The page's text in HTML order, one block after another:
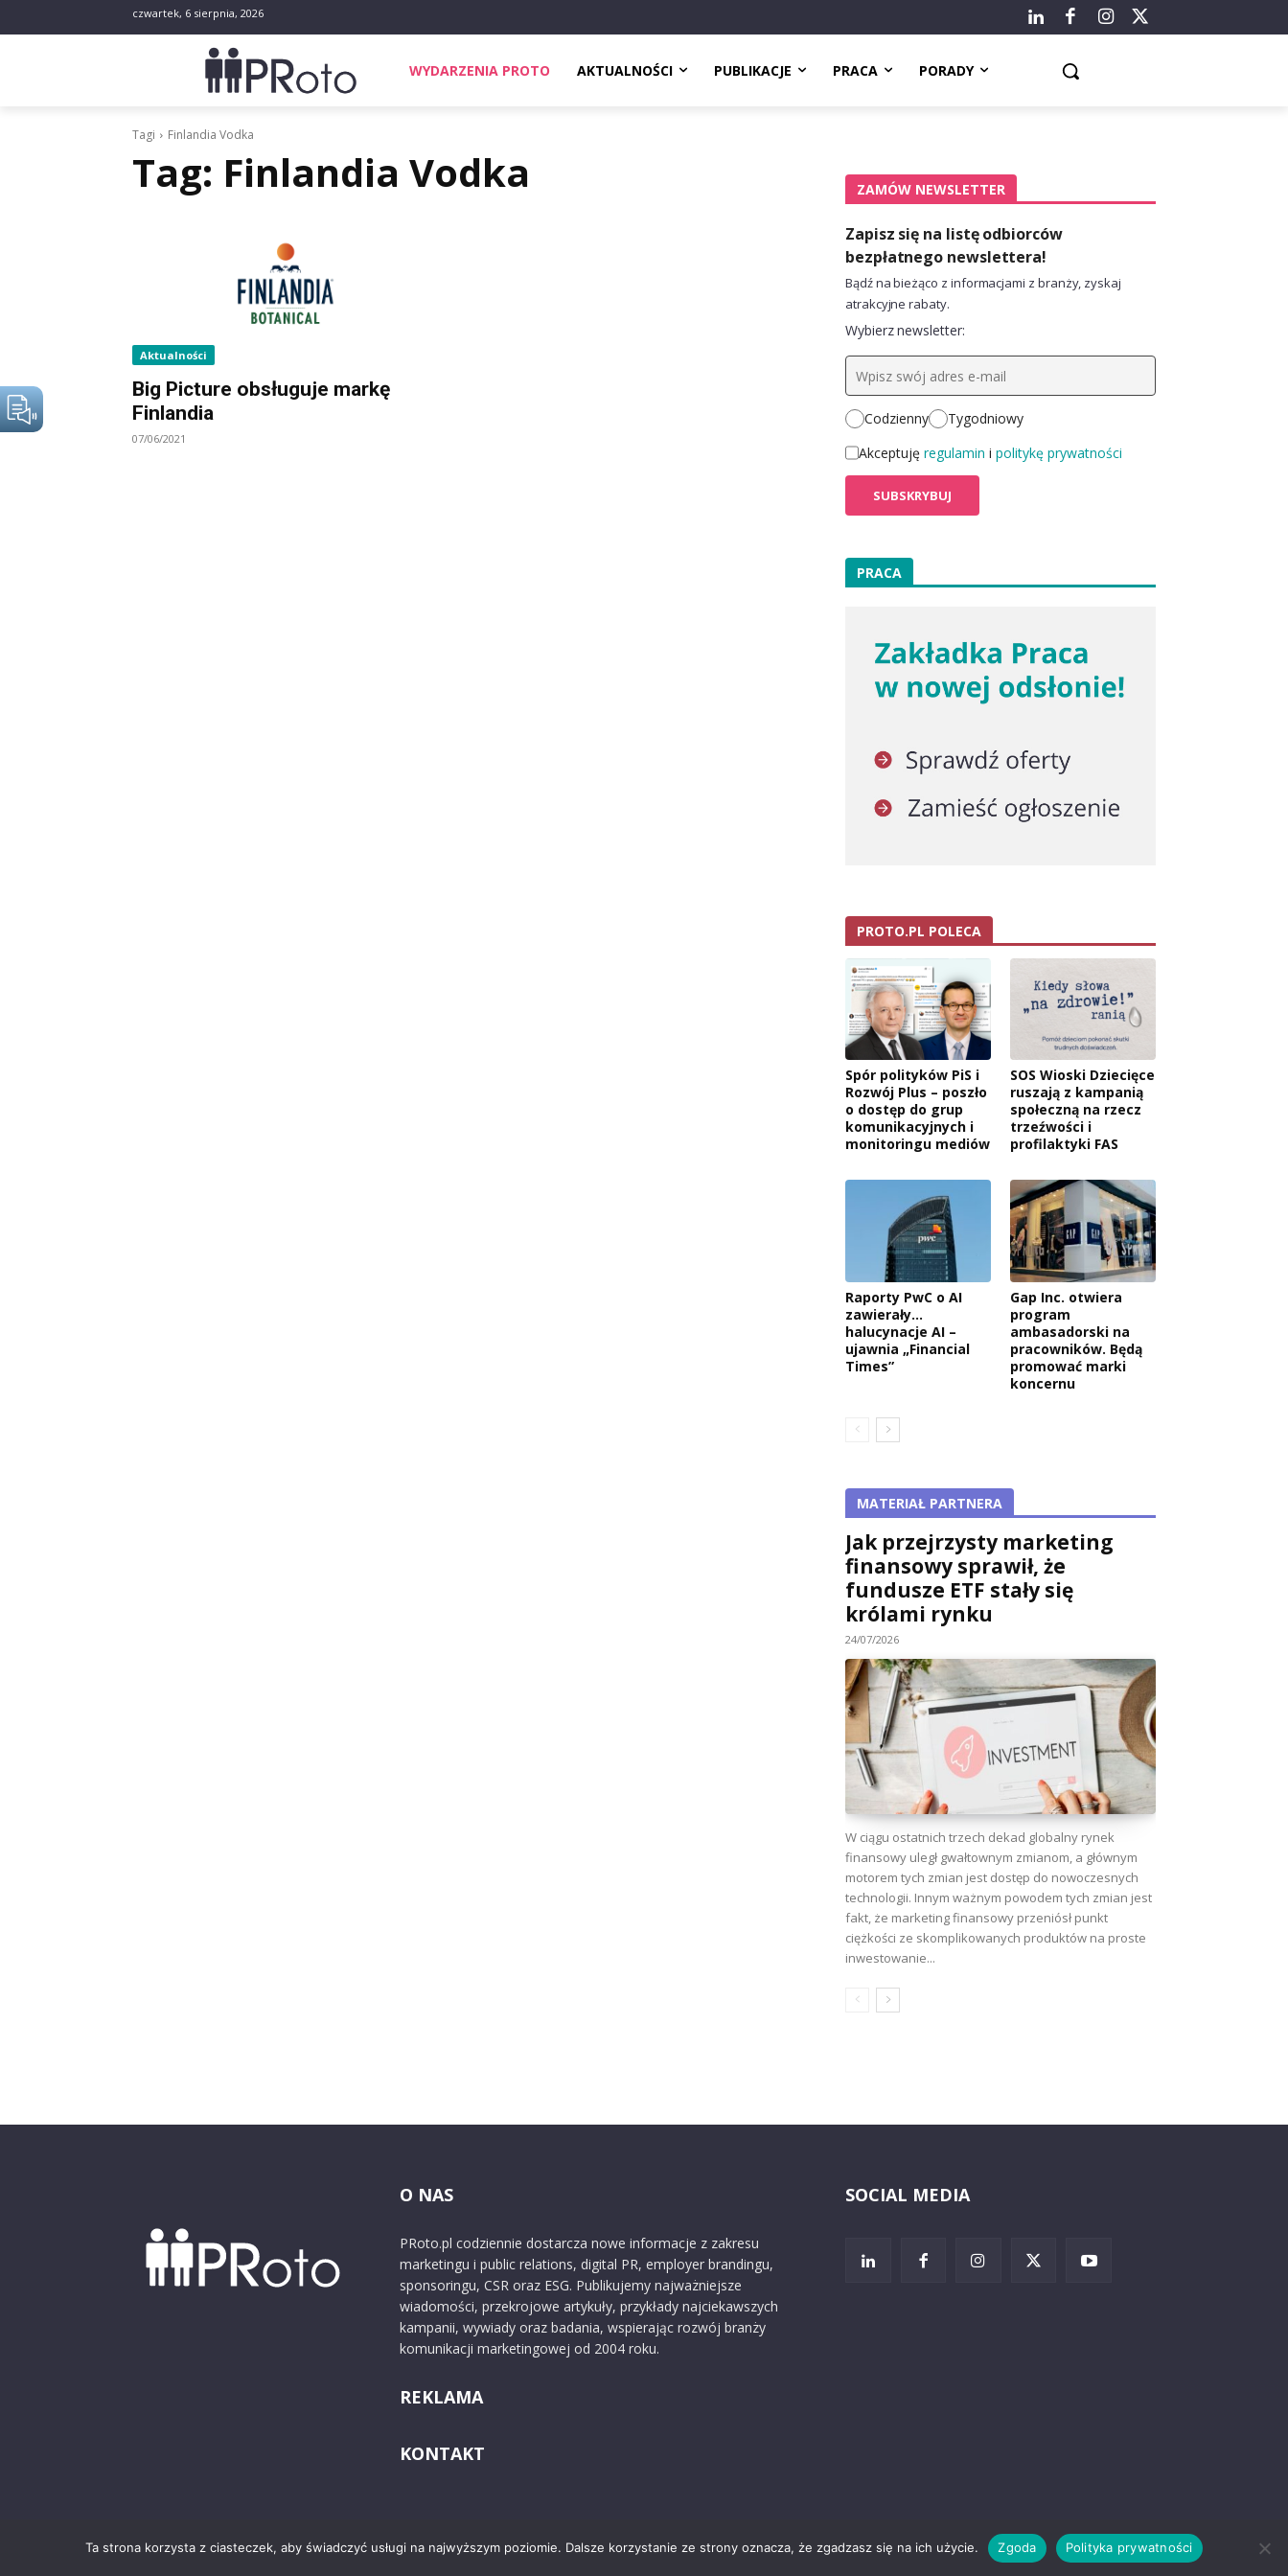
czwartek, 6 sierpnia, 2026
WYDARZENIA PROTO AKTUALNOŚCI PUBLIKACJE PRACA PORADY
Tagi Finlandia Vodka
Tag: Finlandia Vodka
Aktualności
Big Picture obsługuje markę
Finlandia
07/06/2021
ZAMÓW NEWSLETTER
Zapisz się na listę odbiorców
bezpłatnego newslettera!
Bądź na bieżąco z informacjami z branży, zyskaj
atrakcyjne rabaty.
Wybierz newsletter:
Codzienny
Tygodniowy
Akceptuję regulamin i politykę prywatności
PRACA
PROTO.PL POLECA
Spór polityków PiS i
Rozwój Plus – poszło
o dostęp do grup
komunikacyjnych i
monitoringu mediów
SOS Wioski Dziecięce
ruszają z kampanią
społeczną na rzecz
trzeźwości i
profilaktyki FAS
Raporty PwC o AI
zawierały…
halucynacje AI –
ujawnia „Financial
Times”
Gap Inc. otwiera
program
ambasadorski na
pracowników. Będą
promować marki
koncernu
MATERIAŁ PARTNERA
Jak przejrzysty marketing
finansowy sprawił, że
fundusze ETF stały się
królami rynku
24/07/2026
W ciągu ostatnich trzech dekad globalny rynek
finansowy uległ gwałtownym zmianom, a głównym
motorem tych zmian jest dostęp do nowoczesnych
technologii. Innym ważnym powodem tych zmian jest
fakt, że marketing finansowy przeniósł punkt
ciężkości ze skomplikowanych produktów na proste
inwestowanie...
O NAS
PRoto.pl codziennie dostarcza nowe informacje z zakresu
marketingu i public relations, digital PR, employer brandingu,
sponsoringu, CSR oraz ESG. Publikujemy najważniejsze
wiadomości, przekrojowe artykuły, przykłady najciekawszych
kampanii, wywiady oraz badania, wspierając rozwój branży
komunikacji marketingowej od 2004 roku.
REKLAMA
KONTAKT
SOCIAL MEDIA
© 2024 PRoto.pl O nas Reklama Zastrzeżenia prawne
Ta strona korzysta z ciasteczek, aby świadczyć usługi na najwyższym poziomie. Dalsze korzystanie ze strony oznacza, że zgadzasz się na ich użycie. Zgoda Polityka prywatności